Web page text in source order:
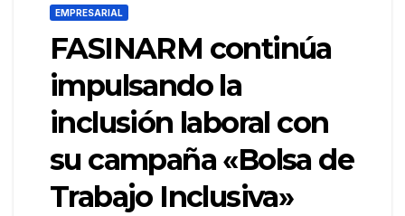
EMPRESARIAL
FASINARM continúa
impulsando la
inclusión laboral con
su campaña «Bolsa de
Trabajo Inclusiva»